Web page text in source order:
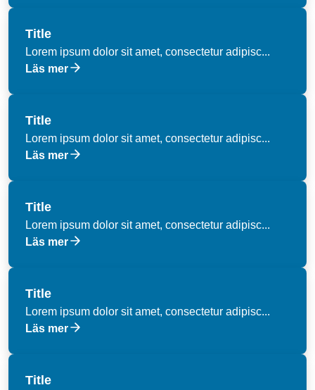
Title
Lorem ipsum dolor sit amet, consectetur adipisc...
Läs mer
Title
Lorem ipsum dolor sit amet, consectetur adipisc...
Läs mer
Title
Lorem ipsum dolor sit amet, consectetur adipisc...
Läs mer
Title
Lorem ipsum dolor sit amet, consectetur adipisc...
Läs mer
Title